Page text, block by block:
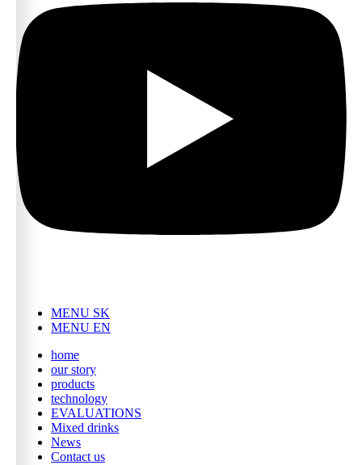
MENU SK
MENU EN
home
our story
products
technology
EVALUATIONS
Mixed drinks
News
Contact us